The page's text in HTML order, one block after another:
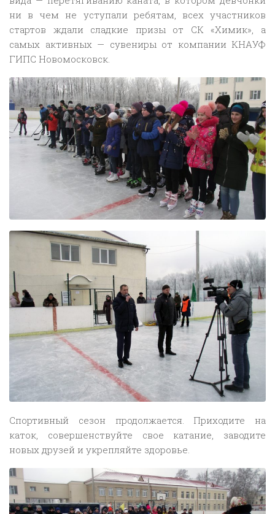
ни в чем не уступали ребятам, всех участников
стартов ждали сладкие призы от СК «Химик», а
самых активных — сувениры от компании КНАУФ
ГИПС Новомосковск.
Спортивный сезон продолжается. Приходите на
каток, совершенствуйте свое катание, заводите
новых друзей и укрепляйте здоровье.